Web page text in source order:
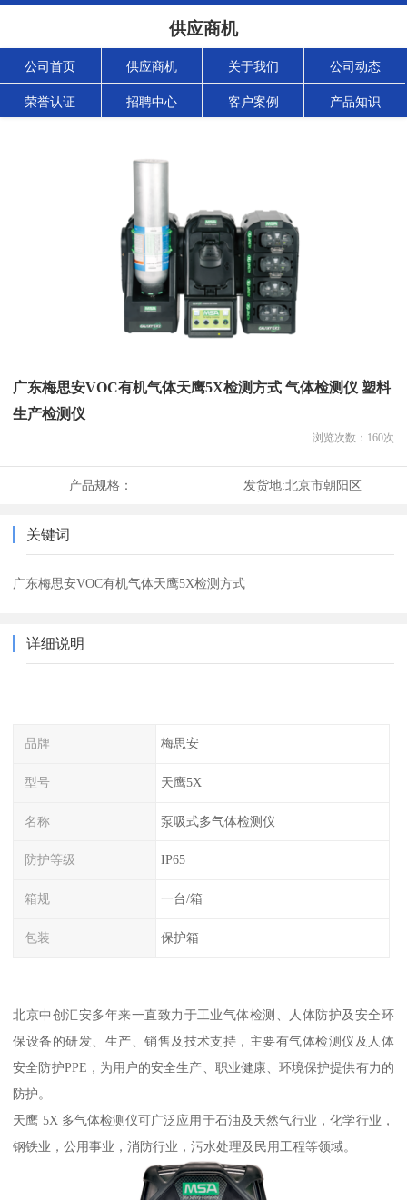
供应商机
公司首页 供应商机 关于我们 公司动态
荣誉认证 招聘中心 客户案例 产品知识
广东梅思安VOC有机气体天鹰5X检测方式 气体检测仪 塑料
生产检测仪
浏览次数： 160次
产品规格： 发货地:北京市朝阳区
关键词
广东梅思安VOC有机气体天鹰5X检测方式
详细说明
品牌 梅思安
型号 天鹰5X
名称 泵吸式多气体检测仪
防护等级 IP65
箱规 一台/箱
包装 保护箱
北京中创汇安多年来一直致力于工业气体检测、人体防护及安全环
保设备的研发、生产、销售及技术支持，主要有气体检测仪及人体
安全防护PPE，为用户的安全生产、职业健康、环境保护提供有力的
防护。
天鹰 5X 多气体检测仪可广泛应用于石油及天然气行业，化学行业，
钢铁业，公用事业，消防行业，污水处理及民用工程等领域。